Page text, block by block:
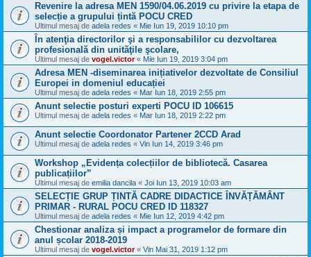
Revenire la adresa MEN 1590/04.06.2019 cu privire la etapa de
selecție a grupului țintă POCU CRED
Ultimul mesaj de adela redes « Mie Iun 19, 2019 10:10 pm
În atenţia directorilor şi a responsabililor cu dezvoltarea
profesională din unităţile şcolare,
Ultimul mesaj de vogel.victor« Mie Iun 19, 2019 3:04 pm
Adresa MEN -diseminarea inițiativelor dezvoltate de Consiliul
Europei in domeniul educației
Ultimul mesaj de adela redes « Mar Iun 18, 2019 2:55 pm
Anunt selectie posturi experti POCU ID 106615
Ultimul mesaj de adela redes « Mar Iun 18, 2019 2:22 pm
Anunt selectie Coordonator Partener 2CCD Arad
Ultimul mesaj de adela redes « Vin Iun 14, 2019 3:46 pm
Workshop „Evidența colecțiilor de bibliotecă. Casarea
publicațiilor”
Ultimul mesaj de emilia dancila « Joi Iun 13, 2019 10:03 am
SELECȚIE GRUP ȚINTĂ CADRE DIDACTICE ÎNVĂȚĂMÂNT
PRIMAR - RURAL POCU CRED ID 118327
Ultimul mesaj de adela redes « Mie Iun 12, 2019 4:42 pm
Chestionar analiza și impact a programelor de formare din
anul școlar 2018-2019
Ultimul mesaj de vogel.victor« Vin Mai 31, 2019 1:12 pm